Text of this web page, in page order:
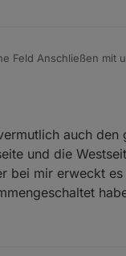
Feld Anschließen mit
auch den
und die
bei mir erweckt